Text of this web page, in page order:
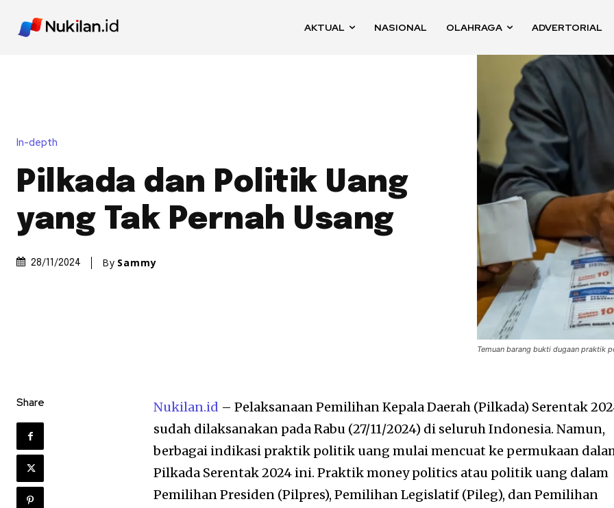
AKTUAL NASIONAL OLAHRAGA ADVERTORIAL
In-depth
Pilkada dan Politik Uang
yang Tak Pernah Usang
28/11/2024 By Sammy
Temuan barang bukti dugaan praktik
Share Nukilan.id – Pelaksanaan Pemilihan Kepala Daerah (Pilkada) Serentak
sudah dilaksanakan pada Rabu (27/11/2024) di seluruh Indonesia. Namun,
berbagai indikasi praktik politik uang mulai mencuat ke permukaan
Pilkada Serentak 2024 ini. Praktik money politics atau politik uang dalam
Pemilihan Presiden (Pilpres), Pemilihan Legislatif (Pileg), dan Pemilihan